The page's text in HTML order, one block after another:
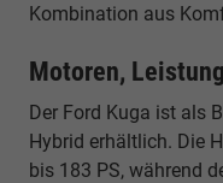
Kombination aus
Motoren,
Der Ford Kuga ist als
Hybrid erhältlich. Die
bis 183 PS, während